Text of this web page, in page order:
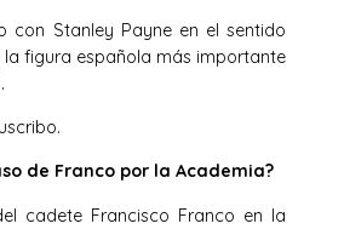
con Stanley Payne en el sentido
la figura española más importante
de Franco por la Academia?
cadete Francisco Franco en la